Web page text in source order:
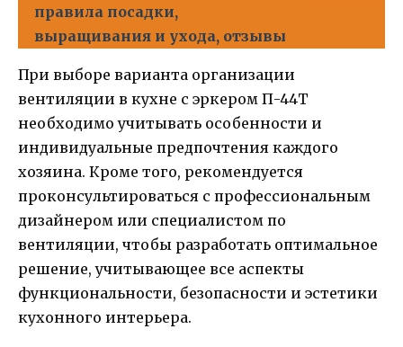
правила посадки,
выращивания и ухода, отзывы
При выборе варианта организации
вентиляции в кухне с эркером П-44Т
необходимо учитывать особенности и
индивидуальные предпочтения каждого
хозяина. Кроме того, рекомендуется
проконсультироваться с профессиональным
дизайнером или специалистом по
вентиляции, чтобы разработать оптимальное
решение, учитывающее все аспекты
функциональности, безопасности и эстетики
кухонного интерьера.